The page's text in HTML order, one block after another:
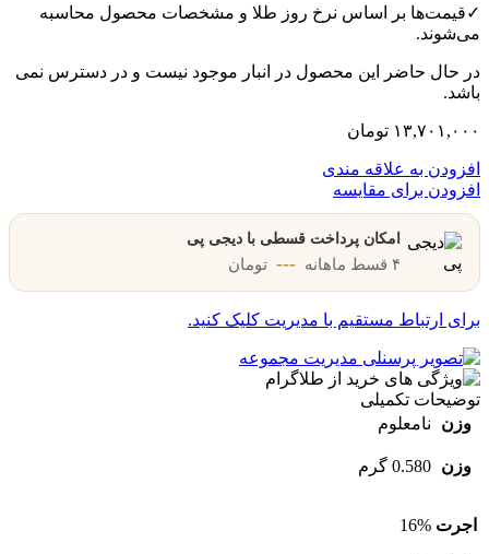
✓قیمت‌ها بر اساس نرخ روز طلا و مشخصات محصول محاسبه
می‌شوند.
در حال حاضر این محصول در انبار موجود نیست و در دسترس نمی
باشد.
۱۳,۷۰۱,۰۰۰ تومان
افزودن به علاقه مندی
افزودن برای مقایسه
امکان پرداخت قسطی با دیجی پی
۴ قسط ماهانه --- تومان
برای ارتباط مستقیم با مدیریت کلیک کنید.
توضیحات تکمیلی
وزن
نامعلوم
وزن 0.580 گرم
اجرت 16%